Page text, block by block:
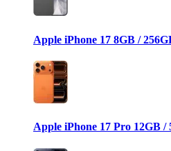
Apple iPhone 17 8GB /
Apple iPhone 17 Pro 12GB /